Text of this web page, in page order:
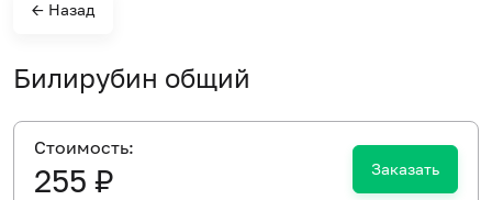
← Назад
Билирубин общий
Cтоимость:
255 ₽ Заказать